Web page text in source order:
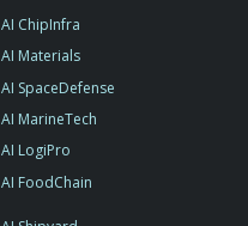
AI ChipInfra
AI Materials
AI SpaceDefense
AI MarineTech
AI LogiPro
AI FoodChain